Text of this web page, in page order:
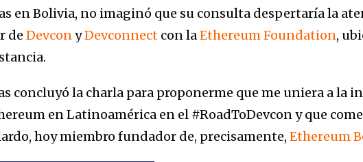
en Bolivia, no imaginó que su consulta despertaría la
deDevconyDevconnect con laEthereum Foundation,
concluyó la charla para proponerme que me uniera a la
en Latinoamérica en el #RoadToDevcon y que
hoy miembro fundador de, precisamente,Ethereum